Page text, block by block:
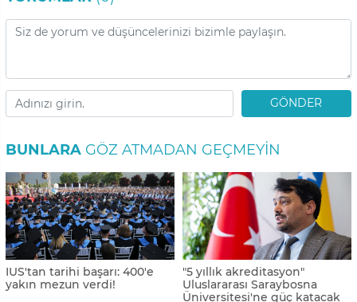
GÖNDER
BUNLARA GÖZ ATMADAN GEÇMEYIN
IUS'tan tarihi başarı: 400'e
yakın mezun verdi!
"5 yıllık akreditasyon"
Uluslararası Saraybosna
Üniversitesi'ne güç katacak